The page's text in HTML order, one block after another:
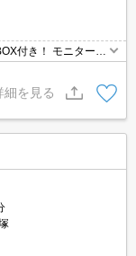
付き！ モニターホ
できるのでセキュリ
る必要もありませ
細を見る